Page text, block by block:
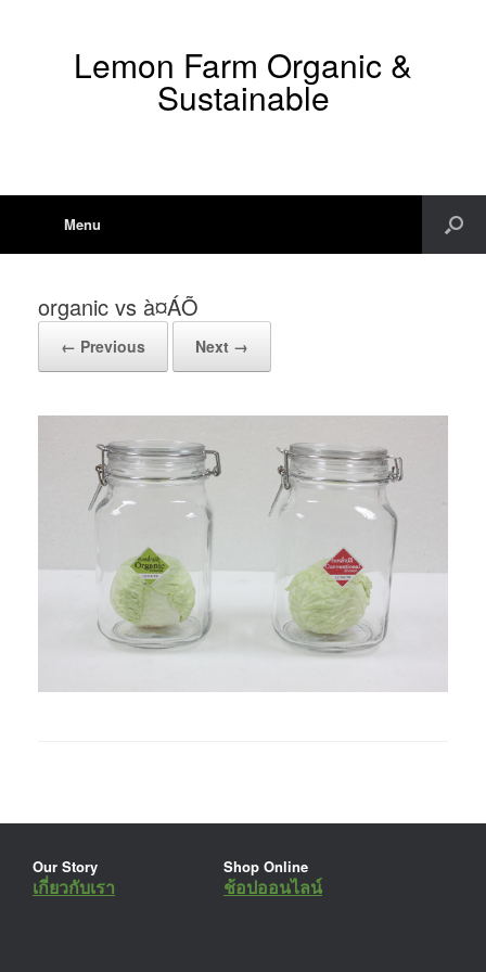
Lemon Farm Organic &
Sustainable
Menu
organic vs à¤ÁÕ
← Previous Next →
Our Story
เกี่ยวกับเรา
Shop Online
ช้อปออนไลน์